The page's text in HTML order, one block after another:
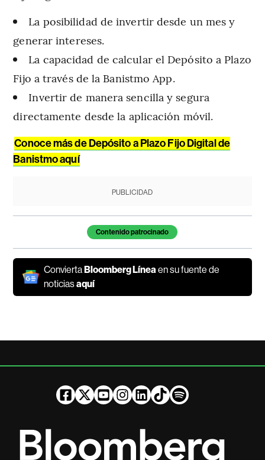
La posibilidad de invertir desde un mes y
generar intereses.
La capacidad de calcular el Depósito a Plazo
Fijo a través de la Banistmo App.
Invertir de manera sencilla y segura
directamente desde la aplicación móvil.
Conoce más de Depósito a Plazo Fijo Digital de
Banistmo aquí
PUBLICIDAD
Temas de este artículoContenido patrocinado
ConviertaBloomberg Línea en su fuente de
noticiasaquí